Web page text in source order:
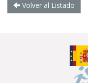
Volver al Listado